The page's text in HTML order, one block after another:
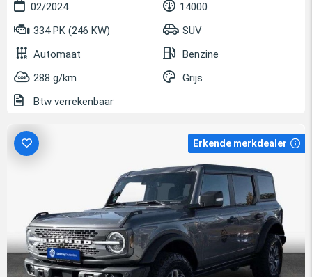
02/2024
14000
334 PK (246 KW)
SUV
Automaat
Benzine
288 g/km
Grijs
Btw verrekenbaar
Erkende merkdealer